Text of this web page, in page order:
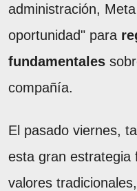
administración,
oportunidad" para
fundamentales
compañía.
El pasado viernes,
esta gran estrategia
valores